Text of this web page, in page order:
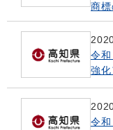
商
令
強
令